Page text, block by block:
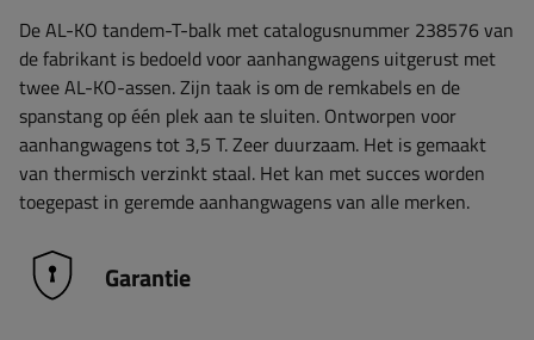
De AL-KO tandem-T-balk met catalogusnummer 238576 van
de fabrikant is bedoeld voor aanhangwagens uitgerust met
twee AL-KO-assen. Zijn taak is om de remkabels en de
spanstang op één plek aan te sluiten. Ontworpen voor
aanhangwagens tot 3,5 T. Zeer duurzaam. Het is gemaakt
van thermisch verzinkt staal. Het kan met succes worden
toegepast in geremde aanhangwagens van alle merken.
Garantie